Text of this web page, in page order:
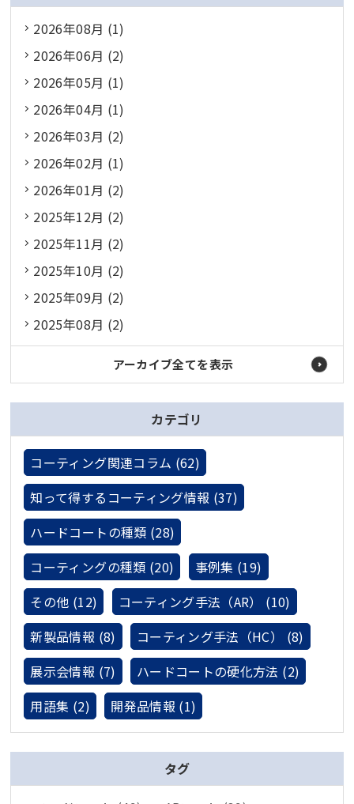
2026年08月 (1)
2026年06月 (2)
2026年05月 (1)
2026年04月 (1)
2026年03月 (2)
2026年02月 (1)
2026年01月 (2)
2025年12月 (2)
2025年11月 (2)
2025年10月 (2)
2025年09月 (2)
2025年08月 (2)
アーカイブ全てを表示
カテゴリ
コーティング関連コラム (62)
知って得するコーティング情報 (37)
ハードコートの種類 (28)
コーティングの種類 (20)
事例集 (19)
その他 (12)
コーティング手法（AR） (10)
新製品情報 (8)
コーティング手法（HC） (8)
展示会情報 (7)
ハードコートの硬化方法 (2)
用語集 (2)
開発品情報 (1)
タグ